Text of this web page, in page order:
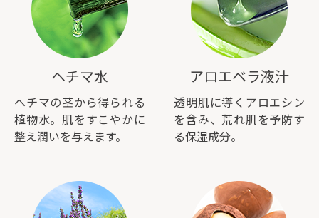
ヘチマ水
ヘチマの茎から得られる
植物水。肌をすこやかに
整え潤いを与えます。
アロエベラ液汁
透明肌に導くアロエシン
を含み、荒れ肌を予防す
る保湿成分。